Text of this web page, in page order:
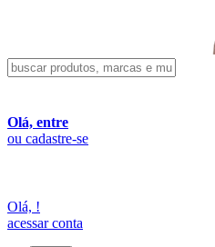
Olá, entre
ou cadastre-se
Olá, !
acessar conta